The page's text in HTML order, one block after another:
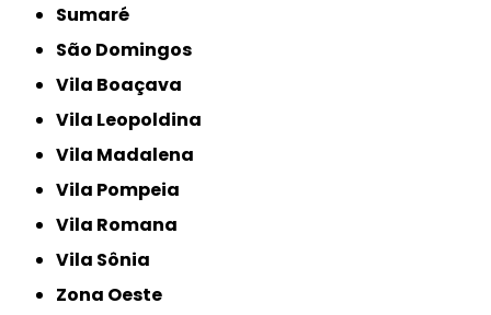
Sumaré
São Domingos
Vila Boaçava
Vila Leopoldina
Vila Madalena
Vila Pompeia
Vila Romana
Vila Sônia
Zona Oeste